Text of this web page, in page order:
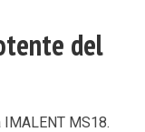
del
MS18.